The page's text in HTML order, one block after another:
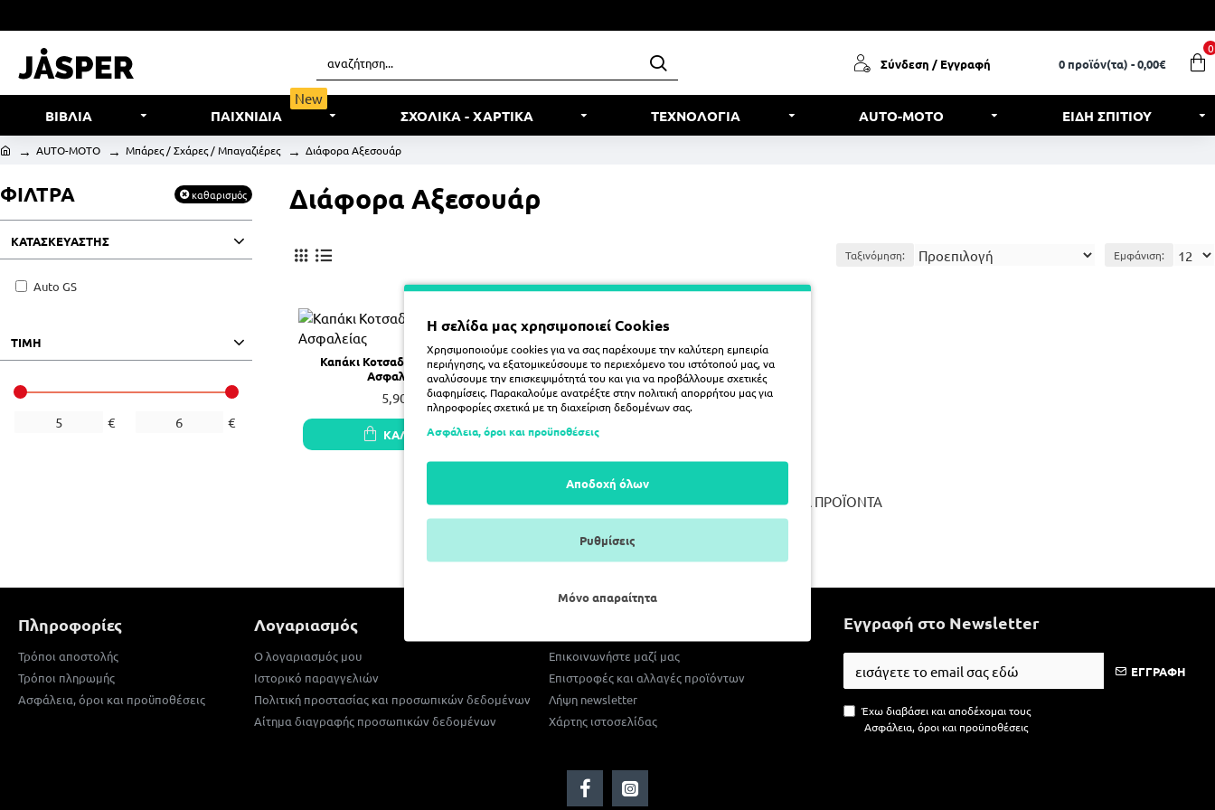
Σύνδεση / Εγγραφή 0 προϊόν(τα) - 0,00€
0
ΒΙΒΛΙΑ ΠΑΙΧΝΙΔΙΑ
New
ΣΧΟΛΙΚΑ - ΧΑΡΤΙΚΑ ΤΕΧΝΟΛΟΓΙΑ AUTO-MOTO ΕΙΔΗ ΣΠΙΤΙΟΥ
AUTO-MOTO Μπάρες / Σχάρες / Μπαγαζιέρες Διάφορα Αξεσουάρ
ΦΙΛΤΡΑ καθαρισμός
ΤΙΜΗ
€ €
ΚΑΤΑΣΚΕΥΑΣΤΗΣ
Auto GS
Διάφορα Αξεσουάρ
Ταξινόμηση: Εμφάνιση:
Καπάκι Κοτσαδόρου Μαύρο
Ασφαλείας
5,90€
ΚΑΛΆΘΙ
ΔΕΝ ΥΠΑΡΧΟΥΝ ΠΕΡΙΣΣΟΤΕΡΑ ΠΡΟΪΟΝΤΑ
Πληροφορίες
Τρόποι αποστολής
Τρόποι πληρωμής
Ασφάλεια, όροι και προϋποθέσεις
Λογαριασμός
Ο λογαριασμός μου
Ιστορικό παραγγελιών
Πολιτική προστασίας και προσωπικών δεδομένων
Αίτημα διαγραφής προσωπικών δεδομένων
Επικοινωνήστε μαζί μας
Επιστροφές και αλλαγές προϊόντων
Λήψη newsletter
Χάρτης ιστοσελίδας
Εγγραφή στο Newsletter
ΕΓΓΡΑΦΗ
Έχω διαβάσει και αποδέχομαι τους
Ασφάλεια, όροι και προϋποθέσεις
Η σελίδα μας χρησιμοποιεί Cookies
Χρησιμοποιούμε cookies για να σας παρέχουμε την καλύτερη εμπειρία
περιήγησης, να εξατομικεύσουμε το περιεχόμενο του ιστότοπού μας, να
αναλύσουμε την επισκεψιμότητά του και για να προβάλλουμε σχετικές
διαφημίσεις. Παρακαλούμε ανατρέξτε στην πολιτική απορρήτου μας για
πληροφορίες σχετικά με τη διαχείριση δεδομένων σας.
Ασφάλεια, όροι και προϋποθέσεις
Αποδοχή όλων
Ρυθμίσεις
Μόνο απαραίτητα